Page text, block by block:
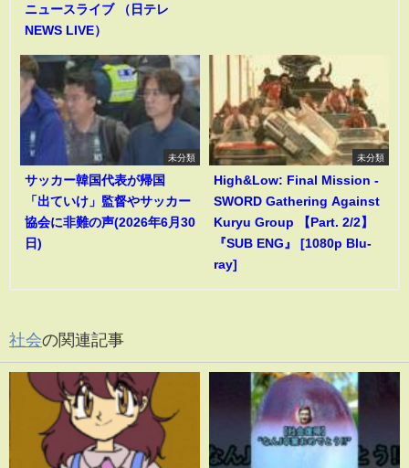
ニュースライブ （日テレ
NEWS LIVE）
未分類
サッカー韓国代表が帰国
「出ていけ」監督やサッカー
協会に非難の声(2026年6月30
日)
未分類
High&Low: Final Mission -
SWORD Gathering Against
Kuryu Group 【Part. 2/2】
『SUB ENG』 [1080p Blu-
ray]
社会の関連記事